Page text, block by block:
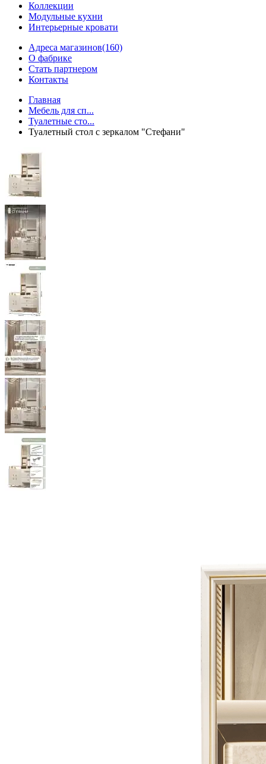
Коллекции
Модульные кухни
Интерьерные кровати
Адреса магазинов(160)
О фабрике
Стать партнером
Контакты
Главная
Мебель для сп...
Туалетные сто...
Туалетный стол с зеркалом "Стефани"